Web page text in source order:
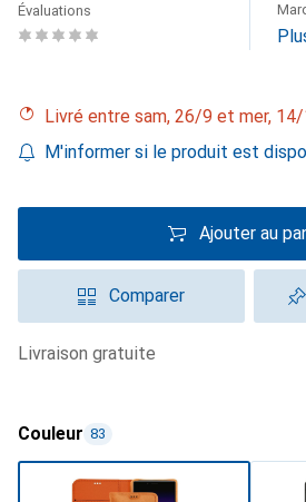
Évaluations
Livré entre sam, 26/9 et mer,
M'informer si le produit est
Ajouter au
Comparer
livraison gratuite
Couleur 83